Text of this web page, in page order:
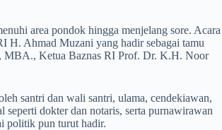
area pondok hingga menjelang sore. Acara
H. Ahmad Muzani yang hadir sebagai tamu
MBA., Ketua Baznas RI Prof. Dr. K.H. Noor
santri dan wali santri, ulama, cendekiawan,
seperti dokter dan notaris, serta purnawirawan
politik pun turut hadir.